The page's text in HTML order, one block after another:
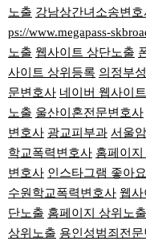
노출 강남상간녀소송변호
ps://www.megapass-
노출 웹사이트 상단노출
사이트 상위등록 의정부
문변호사 네이버 웹사이
노출 울산이혼전문변호사
변호사 광교피부과 서울
학교폭력변호사 홈페이
변호사 인스타그램 좋아요
수원학교폭력변호사 웹
단노출 홈페이지 상위노출
상위노출 용인성범죄전